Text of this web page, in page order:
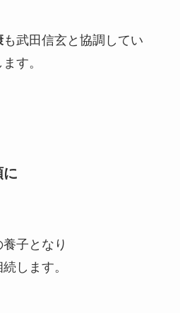
も武田信玄と協調してい
す。
に
養子となり
します。